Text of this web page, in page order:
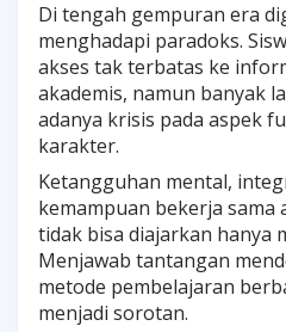
Di tengah gempuran era
menghadapi paradoks.
akses tak terbatas ke
akademis, namun banyak
adanya krisis pada aspek
karakter.
Ketangguhan mental,
kemampuan bekerja sama
tidak bisa diajarkan hanya
Menjawab tantangan
metode pembelajaran
menjadi sorotan.